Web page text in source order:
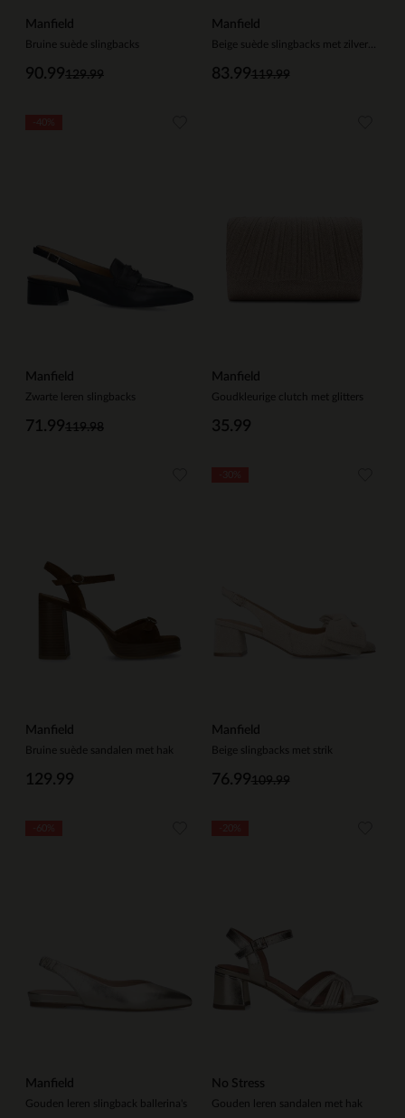
Manfield
Bruine suède slingbacks
129.99
90.99
Manfield
Beige suède slingbacks met zilveren studs
119.99
83.99
Manfield
Zwarte leren slingbacks
119.98
71.99
Manfield
Goudkleurige clutch met glitters
35.99
Manfield
Bruine suède sandalen met hak
129.99
Manfield
Beige slingbacks met strik
109.99
76.99
Manfield
Gouden leren slingback ballerina's
No Stress
Gouden leren sandalen met hak